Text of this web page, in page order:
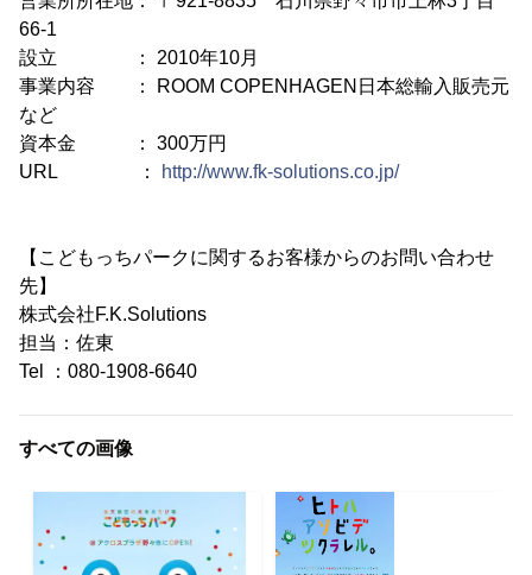
66-1
設立 ： 2010年10月
事業内容 ： ROOM COPENHAGEN日本総輸入販売元
など
資本金 ： 300万円
URL ：
http://www.fk-solutions.co.jp/
【こどもっちパークに関するお客様からのお問い合わせ
先】
株式会社F.K.Solutions
担当：佐東
Tel ：080-1908-6640
すべての画像